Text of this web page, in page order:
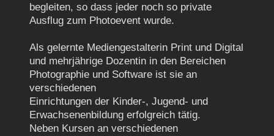
begleiten, so dass jeder noch so private
Ausflug zum Photoevent wurde.
Als gelernte Mediengestalterin Print und Digital
und mehrjährige Dozentin in den Bereichen
Photographie und Software ist sie an
verschiedenen
Einrichtungen der Kinder-, Jugend- und
Erwachsenenbildung erfolgreich tätig.
Neben Kursen an verschiedenen